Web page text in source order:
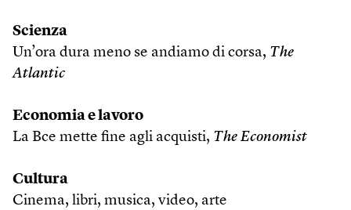
Scienza
Un’ora dura meno se andiamo di corsa, The
Atlantic
Economiae lavoro
La Bce mette fine agli acquisti, The Economist
Cultura
Cinema, libri, musica, video, arte